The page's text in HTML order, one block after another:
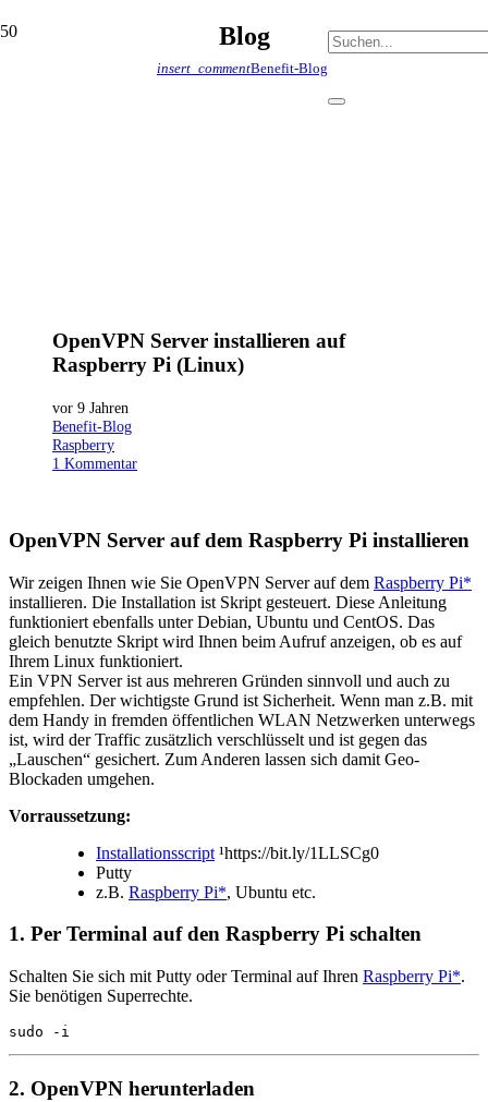
insert_commentBenefit-Blog
Blog
OpenVPN Server installieren auf
Raspberry Pi (Linux)
vor 9 Jahren
Benefit-Blog
Raspberry
1 Kommentar
OpenVPN Server auf dem Raspberry Pi installieren
Wir zeigen Ihnen wie Sie OpenVPN Server auf dem Raspberry Pi*
installieren. Die Installation ist Skript gesteuert. Diese Anleitung
funktioniert ebenfalls unter Debian, Ubuntu und CentOS. Das
gleich benutzte Skript wird Ihnen beim Aufruf anzeigen, ob es auf
Ihrem Linux funktioniert.
Ein VPN Server ist aus mehreren Gründen sinnvoll und auch zu
empfehlen. Der wichtigste Grund ist Sicherheit. Wenn man z.B. mit
dem Handy in fremden öffentlichen WLAN Netzwerken unterwegs
ist, wird der Traffic zusätzlich verschlüsselt und ist gegen das
„Lauschen“ gesichert. Zum Anderen lassen sich damit Geo-
Blockaden umgehen.
Vorraussetzung:
Installationsscript ¹https://bit.ly/1LLSCg0
Putty
z.B. Raspberry Pi*, Ubuntu etc.
1. Per Terminal auf den Raspberry Pi schalten
Schalten Sie sich mit Putty oder Terminal auf Ihren Raspberry Pi*.
Sie benötigen Superrechte.
sudo -i
2. OpenVPN herunterladen